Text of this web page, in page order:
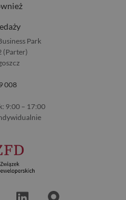
Park
(Parter)
008
9:00 – 17:00